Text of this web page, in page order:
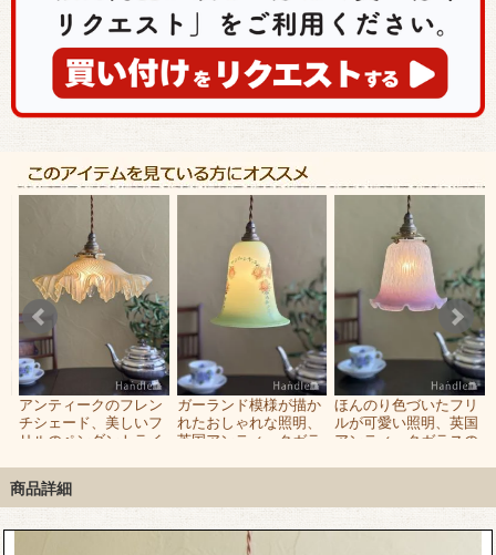
アンティークのフレン
チシェード、美しいフ
リルのペンダントライ
ガーランド模様が描か
れたおしゃれな照明、
英国アンティークガラ
ほんのり色づいたフリ
ルが可愛い照明、英国
アンティークガラスの
商品詳細